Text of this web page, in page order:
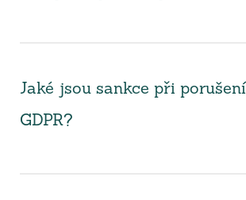
Jaké jsou sankce při porušení
GDPR?